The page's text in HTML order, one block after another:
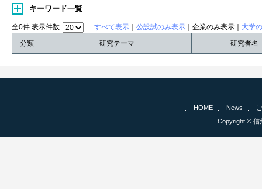
キーワード一覧
全0件 表示件数 すべて表示 公設試のみ表示 ｜企業のみ表示｜ 大学
分類
研究テーマ 研究者名
HOME News
Copyright © 信